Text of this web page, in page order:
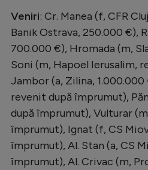
Intră în cont
Creează cont
Veniri: Cr. Manea (f, CFR
Banik Ostrava, 250.000 €),
700.000 €), Hromada (m,
Soni (m, Hapoel Ierusalim,
Jambor (a, Zilina,
revenit după împrumut),
după împrumut), Vulturar
împrumut), Ignat (f, CS
împrumut), Al. Stan (a, CS
împrumut), Al. Crivac (m,